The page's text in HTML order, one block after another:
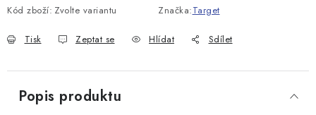
Kód zboží: Zvolte variantu Značka:Target
Tisk Zeptat se Hlídat Sdílet
Popis produktu